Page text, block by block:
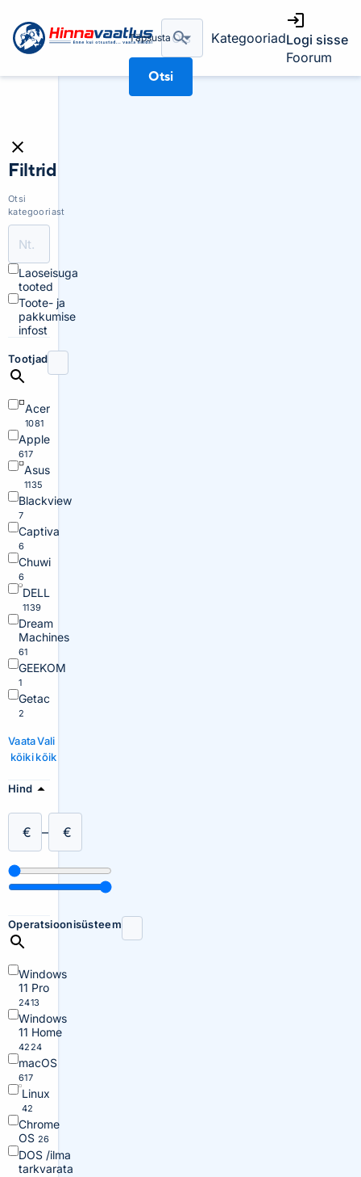
Täpsusta
Otsi
KategooriadLogi sisse
Foorum
Filtrid
Otsi
kategooriast
Laoseisuga
tooted
Toote- ja
pakkumise
infost
Tootjad
Acer
1081
Apple
617
Asus
1135
Blackview
7
Captiva
6
Chuwi
6
DELL
1139
Dream
Machines
61
GEEKOM
1
Getac
2
Vaata
kõiki
Vali
kõik
Hind
€ – €
Operatsioonisüsteem
Windows
11 Pro
2413
Windows
11 Home
4224
macOS
617
Linux
42
Chrome
OS 26
DOS /ilma
tarkvarata